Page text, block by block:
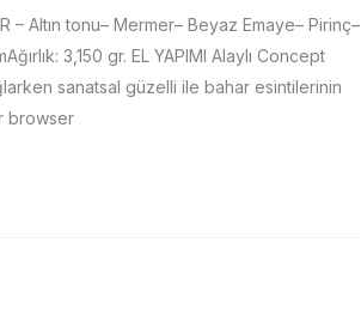
– Altın tonu– Mermer– Beyaz Emaye– Pirinç–
3,150 gr. EL YAPIMI Alaylı Concept
sanatsal güzelli ile bahar esintilerinin
browser